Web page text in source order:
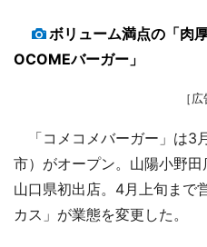
ボリューム満点の「肉
OCOMEバーガー」
［広
「コメコメバーガー」は3
市）がオープン。山陽小野
山口県初出店。4月上旬まで
カス」が業態を変更した。